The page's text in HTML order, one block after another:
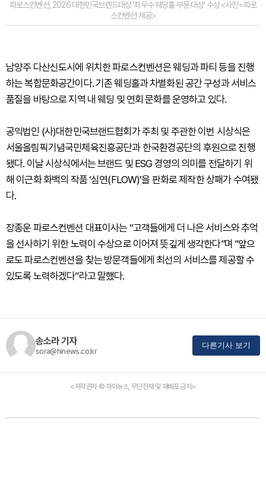
파로스컨벤션, 2026 대한민국브랜드대상 '최우수 웨딩홀 부문 대상' 수상 <사진=파로
스컨벤션 제공>
남양주 다산신도시에 위치한 파로스컨벤션은 웨딩과 파티 등을 진행
하는 복합문화공간이다. 기존 웨딩홀과 차별화된 공간 구성과 서비스
품질을 바탕으로 지역 내 웨딩 및 연회 문화를 운영하고 있다.
공익법인 (사)대한민국브랜드협회가 주최 및 주관한 이번 시상식은
서울올림픽기념국민체육진흥공단과 한국환경공단의 후원으로 진행
됐다. 이날 시상식에서는 브랜드 및 ESG 경영의 의미를 전달하기 위
해 이근화 화백의 작품 ‘심연(FLOW)’을 판화로 제작한 상패가 수여됐
다.
장종운 파로스컨벤션 대표이사는 “고객들에게 더 나은 서비스와 추억
을 선사하기 위한 노력이 수상으로 이어져 뜻깊게 생각한다”며 “앞으
로도 파로스컨벤션을 찾는 방문객들에게 최선의 서비스를 제공할 수
있도록 노력하겠다”라고 말했다.
송소라 기자
sora@hinews.co.kr
다른기사 보기
<저작권자 © 하이뉴스, 무단전재 및 재배포 금지>